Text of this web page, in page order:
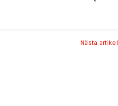
Nästa artikel